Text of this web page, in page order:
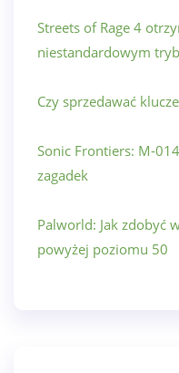
Streets of Rage 4
niestandardowym
Czy sprzedawać
Sonic Frontiers: M-
zagadek
Palworld: Jak zdobyć
powyżej poziomu 50